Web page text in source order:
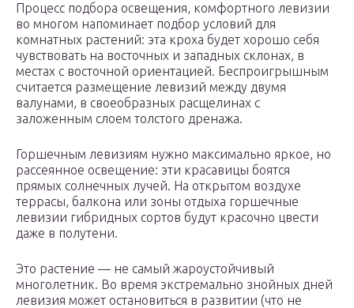
Процесс подбора освещения, комфортного левизии
во многом напоминает подбор условий для
комнатных растений: эта кроха будет хорошо себя
чувствовать на восточных и западных склонах, в
местах с восточной ориентацией. Беспроигрышным
считается размещение левизий между двумя
валунами, в своеобразных расщелинах с
заложенным слоем толстого дренажа.
Горшечным левизиям нужно максимально яркое, но
рассеянное освещение: эти красавицы боятся
прямых солнечных лучей. На открытом воздухе
террасы, балкона или зоны отдыха горшечные
левизии гибридных сортов будут красочно цвести
даже в полутени.
Это растение — не самый жароустойчивый
многолетник. Во время экстремально знойных дней
левизия может остановиться в развитии (что не